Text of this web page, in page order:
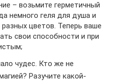
– возьмите герметичный
немного геля для душа и
цветов. Теперь ваше
свои способности и при
чудес. Кто же не
Разучите какой-